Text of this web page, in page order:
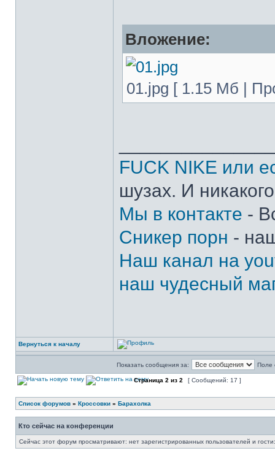
Вложение:
01.jpg [ 1.15 Мб |
FUCK NIKE или
шузах. И
Мы в контакте -
Сникер порн -
Наш канал на
наш чудесный
Вернуться к началу
Показать сообщения за: Поле
Страница 2 из 2 [ Сообщений: 17 ]
Список форумов » Кроссовки » Барахолка
Кто сейчас на конференции
Сейчас этот форум просматривают: нет зарегистрированных пользователей и